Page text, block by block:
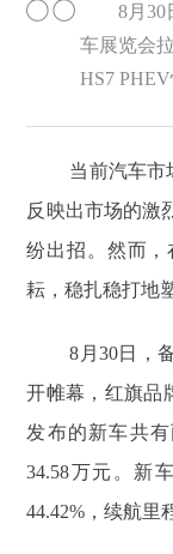
8月30
车展览会
HS7 PHEV
当前汽车市
反映出市场的激
纷出招。然而
耘，稳扎稳打地
8月30日，
开帷幕，红旗品
发布的新车共
34.58万元。新
44.42%，续航里